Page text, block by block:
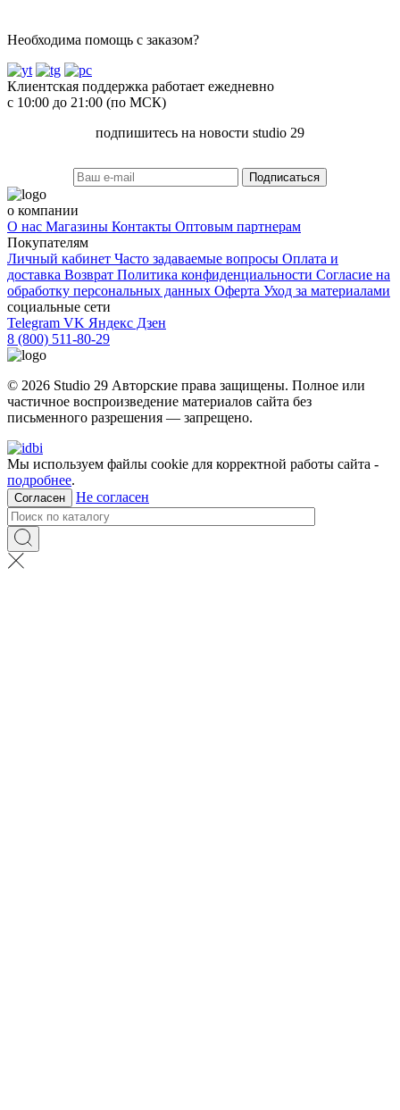
Необходима помощь с заказом?
Клиентская поддержка работает ежедневно
с 10:00 до 21:00 (по МСК)
подпишитесь на новости studio 29
Подписаться
о компании
О нас Магазины Контакты Оптовым партнерам
Покупателям
Личный кабинет Часто задаваемые вопросы Оплата и
доставка Возврат Политика конфиденциальности Согласие на
обработку персональных данных Оферта Уход за материалами
социальные сети
Telegram VK Яндекс Дзен
8 (800) 511-80-29
© 2026 Studio 29 Авторские права защищены. Полное или
частичное воспроизведение материалов cайта без
письменного разрешения — запрещено.
Мы используем файлы cookie для корректной работы сайта -
подробнее.
Согласен Не согласен